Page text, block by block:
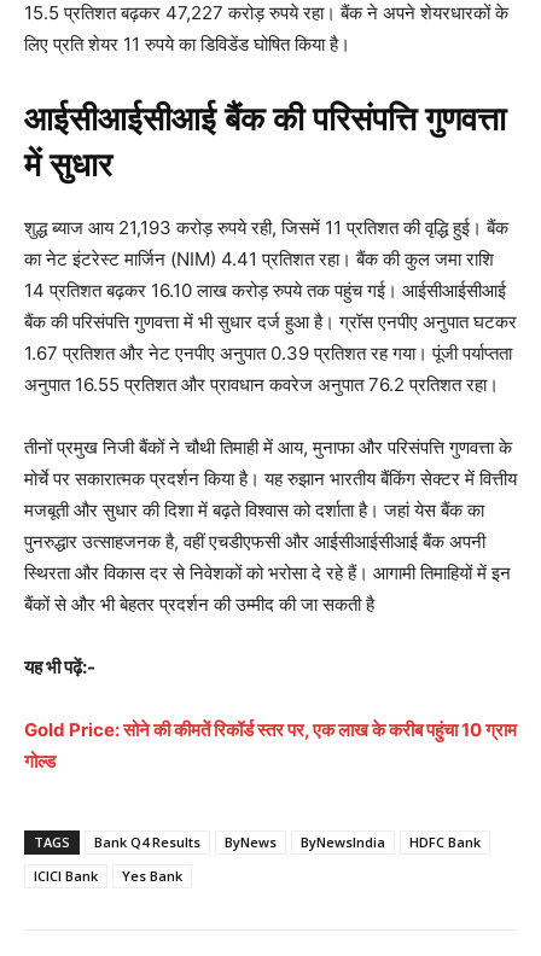
15.5 प्रतिशत बढ़कर 47,227 करोड़ रुपये रहा। बैंक ने अपने शेयरधारकों के
लिए प्रति शेयर 11 रुपये का डिविडेंड घोषित किया है।
आईसीआईसीआई बैंक की परिसंपत्ति गुणवत्ता
में सुधार
शुद्ध ब्याज आय 21,193 करोड़ रुपये रही, जिसमें 11 प्रतिशत की वृद्धि हुई। बैंक
का नेट इंटरेस्ट मार्जिन (NIM) 4.41 प्रतिशत रहा। बैंक की कुल जमा राशि
14 प्रतिशत बढ़कर 16.10 लाख करोड़ रुपये तक पहुंच गई। आईसीआईसीआई
बैंक की परिसंपत्ति गुणवत्ता में भी सुधार दर्ज हुआ है। ग्रॉस एनपीए अनुपात घटकर
1.67 प्रतिशत और नेट एनपीए अनुपात 0.39 प्रतिशत रह गया। पूंजी पर्याप्तता
अनुपात 16.55 प्रतिशत और प्रावधान कवरेज अनुपात 76.2 प्रतिशत रहा।
तीनों प्रमुख निजी बैंकों ने चौथी तिमाही में आय, मुनाफा और परिसंपत्ति गुणवत्ता के
मोर्चे पर सकारात्मक प्रदर्शन किया है। यह रुझान भारतीय बैंकिंग सेक्टर में वित्तीय
मजबूती और सुधार की दिशा में बढ़ते विश्वास को दर्शाता है। जहां येस बैंक का
पुनरुद्धार उत्साहजनक है, वहीं एचडीएफसी और आईसीआईसीआई बैंक अपनी
स्थिरता और विकास दर से निवेशकों को भरोसा दे रहे हैं। आगामी तिमाहियों में इन
बैंकों से और भी बेहतर प्रदर्शन की उम्मीद की जा सकती है
यह भी पढ़ें:-
Gold Price: सोने की कीमतें रिकॉर्ड स्तर पर, एक लाख के करीब पहुंचा 10 ग्राम
गोल्ड
TAGS Bank Q4 Results ByNews ByNewsIndia
HDFC Bank
ICICI Bank
Yes Bank